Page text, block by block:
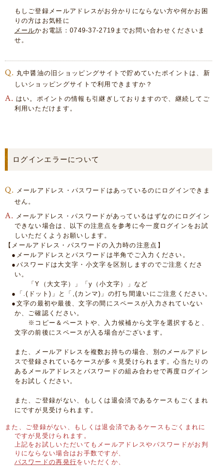
もしご登録メールアドレスがお分かりにならない方や何かお困
りの方はお気軽に
メールかお電話：0749-37-2719までお問い合わせくださいま
せ。
丸中醤油の旧ショッピングサイトで貯めていたポイントは、新
しいショッピングサイトで利用できますか？
はい。ポイントの情報も引継ぎしておりますので、継続してご
利用いただけます。
ログインエラーについて
メールアドレス・パスワードはあっているのにログインできま
せん。
メールアドレス・パスワードがあっているはずなのにログイン
できない場合は、以下の注意点を参考に今一度ログインをお試
しいただくようお願いします。
【メールアドレス・パスワードの入力時の注意点】
●メールアドレスとパスワードは半角でご入力ください。
●パスワードは大文字・小文字を区別しますのでご注意くださ
い。
「Y（大文字）」「y（小文字）」など
●「.(ドット)」と「,(カンマ)」の打ち間違いにご注意ください。
●文字の最初や最後、文字の間にスペースが入力されていない
か、ご確認ください。
※コピー＆ペーストや、入力候補から文字を選択すると、
文字の前後にスペースが入る場合がございます。
また、メールアドレスを複数お持ちの場合、別のメールアドレ
スで登録されているケースが多々見受けられます。心当たりの
あるメールアドレスとパスワードの組み合わせで再度ログイン
をお試しください。
また、ご登録がない、もしくは退会済であるケースもごくまれ
にですが見受けられます。
また、ご登録がない、もしくは退会済であるケースもごくまれに
ですが見受けられます。
上記をお試しいただいてもメールアドレスやパスワードがお判
りにならない場合はお手数ですが、
パスワードの再発行をいただくか、